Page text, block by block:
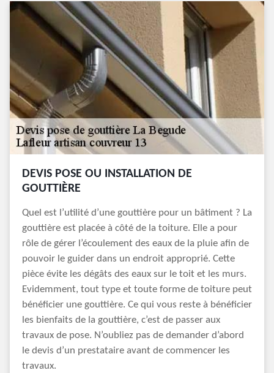
DEVIS POSE OU INSTALLATION DE
GOUTTIÈRE
Quel est l’utilité d’une gouttière pour un bâtiment ? La
gouttière est placée à côté de la toiture. Elle a pour
rôle de gérer l’écoulement des eaux de la pluie afin de
pouvoir le guider dans un endroit approprié. Cette
pièce évite les dégâts des eaux sur le toit et les murs.
Evidemment, tout type et toute forme de toiture peut
bénéficier une gouttière. Ce qui vous reste à bénéficier
les bienfaits de la gouttière, c’est de passer aux
travaux de pose. N’oubliez pas de demander d’abord
le devis d’un prestataire avant de commencer les
travaux.